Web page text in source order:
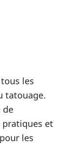
les
tatouage.
de
pratiques et
les